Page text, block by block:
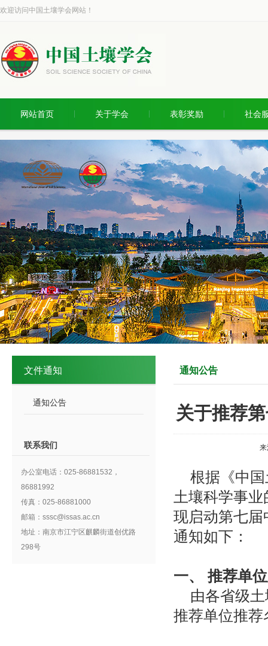
欢迎访问中国土壤学会网站！
网站首页 关于学会 表彰奖励 社会
文件通知
通知公告
联系我们
办公室电话：025-86881532，
86881992
传真：025-86881000
邮箱：sssc@issas.ac.cn
地址：南京市江宁区麒麟街道创优路
298号
通知公告
关于推荐
根据《中
土壤科学事
现启动第七
通知如下：
一、 推荐单
由各省级
推荐单位推